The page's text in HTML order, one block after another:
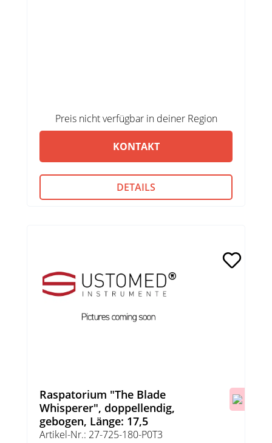
Preis nicht verfügbar in deiner Region
KONTAKT
DETAILS
Raspatorium "The Blade
Whisperer", doppellendig,
gebogen, Länge: 17,5
Artikel-Nr.: 27-725-180-P0T3